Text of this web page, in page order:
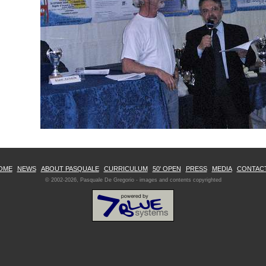
NEWS ABOUT PASQUALE CURRICULUM 50' OPEN PRESS MEDIA
© 2002-2026, Pasquale De Gregorio - images and contents copyrighted